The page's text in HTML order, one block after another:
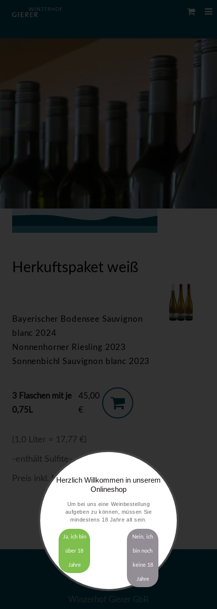
Herkuftspaket weiß
Bayerischer Bodensee Sauvignon
blanc 2024
Nonnenhorner Riesling 2023
Sonnenbichl Sauvignon blanc 2023
3 Flaschen mit je
0,75L
45,00
€
(1,0 Liter = 17,77 €)
-enthält Sulfite-
Preis inkl. MwSt. zzgl.Versandkosten
Winzerhof Gierer GbR
Herzlich Willkommen in unserem
Onlineshop
Um bei uns eine Weinbestellung
aufgeben zu können, müssen Sie
mindestens 18 Jahre alt sein.
Ja, ich bin
über 18
Jahre
Nein, ich
bin noch
keine 18
Jahre